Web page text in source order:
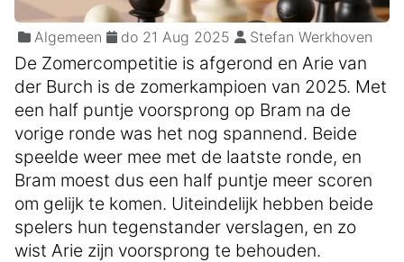
Algemeen do 21 Aug 2025 Stefan Werkhoven
De Zomercompetitie is afgerond en Arie van
der Burch is de zomerkampioen van 2025. Met
een half puntje voorsprong op Bram na de
vorige ronde was het nog spannend. Beide
speelde weer mee met de laatste ronde, en
Bram moest dus een half puntje meer scoren
om gelijk te komen. Uiteindelijk hebben beide
spelers hun tegenstander verslagen, en zo
wist Arie zijn voorsprong te behouden.